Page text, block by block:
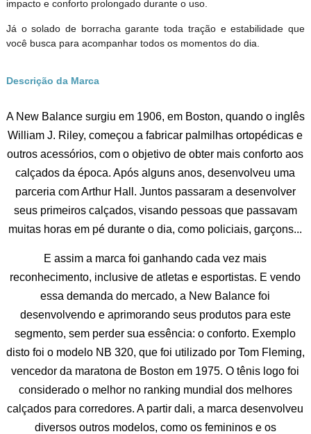
impacto e conforto prolongado durante o uso.
Já o solado de borracha garante toda tração e estabilidade que
você busca para acompanhar todos os momentos do dia.
Descrição da Marca
A New Balance surgiu em 1906, em Boston, quando o inglês
William J. Riley, começou a fabricar palmilhas ortopédicas e
outros acessórios, com o objetivo de obter mais conforto aos
calçados da época. Após alguns anos, desenvolveu uma
parceria com Arthur Hall. Juntos passaram a desenvolver
seus primeiros calçados, visando pessoas que passavam
muitas horas em pé durante o dia, como policiais, garçons...
E assim a marca foi ganhando cada vez mais
reconhecimento, inclusive de atletas e esportistas. E vendo
essa demanda do mercado, a New Balance foi
desenvolvendo e aprimorando seus produtos para este
segmento, sem perder sua essência: o conforto. Exemplo
disto foi o modelo NB 320, que foi utilizado por Tom Fleming,
vencedor da maratona de Boston em 1975. O tênis logo foi
considerado o melhor no ranking mundial dos melhores
calçados para corredores. A partir dali, a marca desenvolveu
diversos outros modelos, como os femininos e os